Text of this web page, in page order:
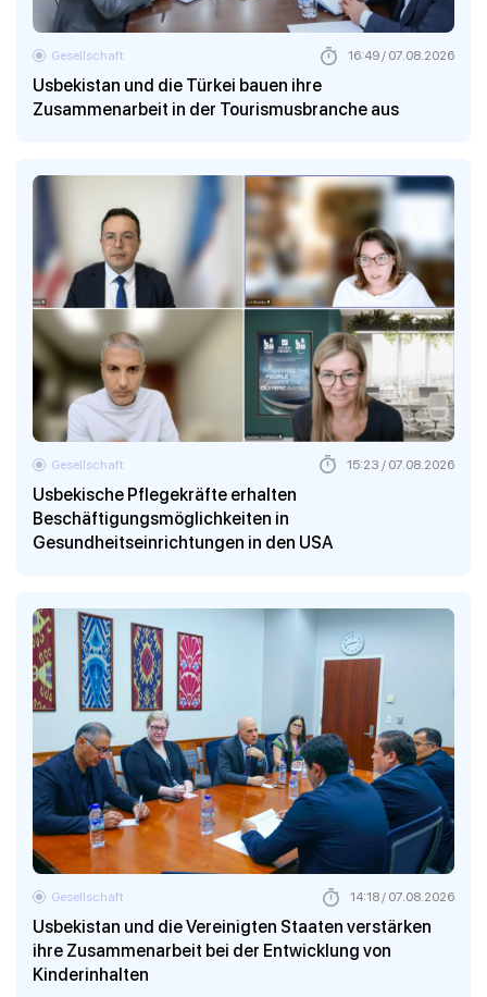
Usbekistan und die Türkei bauen ihre
Zusammenarbeit in der Tourismusbranche aus
Gesellschaft 16:49 / 07.08.2026
Usbekische Pflegekräfte erhalten
Beschäftigungsmöglichkeiten in
Gesundheitseinrichtungen in den USA
Gesellschaft 15:23 / 07.08.2026
Usbekistan und die Vereinigten Staaten verstärken
ihre Zusammenarbeit bei der Entwicklung von
Kinderinhalten
Gesellschaft 14:18 / 07.08.2026